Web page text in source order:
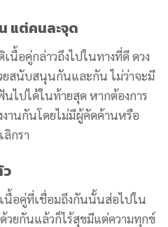
แต่คนละจุด
เนื้อคู่กล่าวถึงไปในทางที่ดี ดวง
สนับสนุนกันและกัน ไม่ว่าจะมี
ไปได้ในท้ายสุด หากต้องการ
านกันโดยไม่มีผู้คัดค้านหรือ
กรา
นื้อคู่ที่เชื่อมถึงกันนั้นส่อไปใน
วยกันแล้วก็ไร้สุขมีแต่ความทุกข์